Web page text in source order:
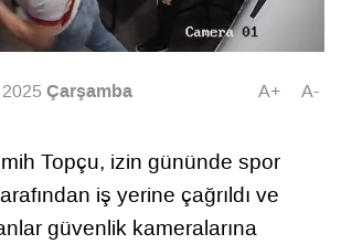
Çarşamba A+ A-
Topçu, izin gününde spor
iş yerine çağrıldı ve
güvenlik kameralarına